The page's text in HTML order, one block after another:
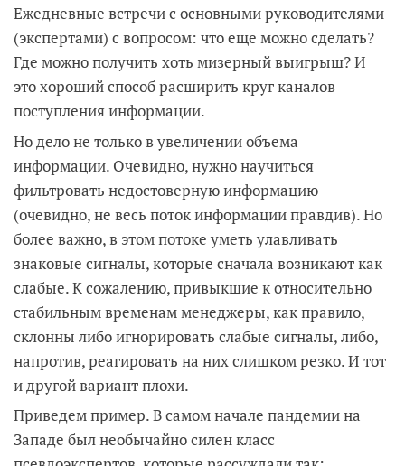
Ежедневные встречи с основными руководителями
(экспертами) с вопросом: что еще можно сделать?
Где можно получить хоть мизерный выигрыш? И
это хороший способ расширить круг каналов
поступления информации.
Но дело не только в увеличении объема
информации. Очевидно, нужно научиться
фильтровать недостоверную информацию
(очевидно, не весь поток информации правдив). Но
более важно, в этом потоке уметь улавливать
знаковые сигналы, которые сначала возникают как
слабые. К сожалению, привыкшие к относительно
стабильным временам менеджеры, как правило,
склонны либо игнорировать слабые сигналы, либо,
напротив, реагировать на них слишком резко. И тот
и другой вариант плохи.
Приведем пример. В самом начале пандемии на
Западе был необычайно силен класс